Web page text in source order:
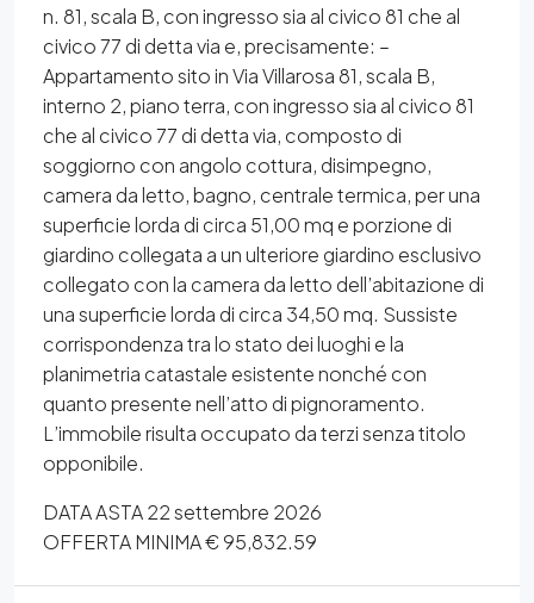
n. 81, scala B, con ingresso sia al civico 81 che al
civico 77 di detta via e, precisamente: –
Appartamento sito in Via Villarosa 81, scala B,
interno 2, piano terra, con ingresso sia al civico 81
che al civico 77 di detta via, composto di
soggiorno con angolo cottura, disimpegno,
camera da letto, bagno, centrale termica, per una
superficie lorda di circa 51,00 mq e porzione di
giardino collegata a un ulteriore giardino esclusivo
collegato con la camera da letto dell’abitazione di
una superficie lorda di circa 34,50 mq. Sussiste
corrispondenza tra lo stato dei luoghi e la
planimetria catastale esistente nonché con
quanto presente nell’atto di pignoramento.
L’immobile risulta occupato da terzi senza titolo
opponibile.
DATA ASTA 22 settembre 2026
OFFERTA MINIMA € 95,832.59